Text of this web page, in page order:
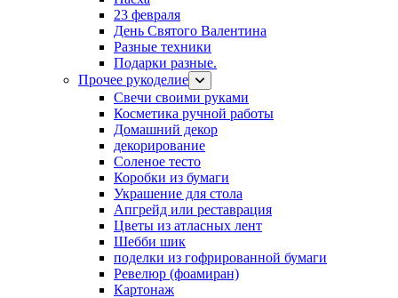
23 февраля
День Святого Валентина
Разные техники
Подарки разные.
Прочее рукоделие
Свечи своими руками
Косметика ручной работы
Домашний декор
декорирование
Соленое тесто
Коробки из бумаги
Украшение для стола
Апгрейд или реставрация
Цветы из атласных лент
Шебби шик
поделки из гофрированной бумаги
Ревелюр (фоамиран)
Картонаж